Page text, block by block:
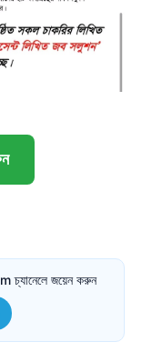
চ্যানেলে জয়েন করুন